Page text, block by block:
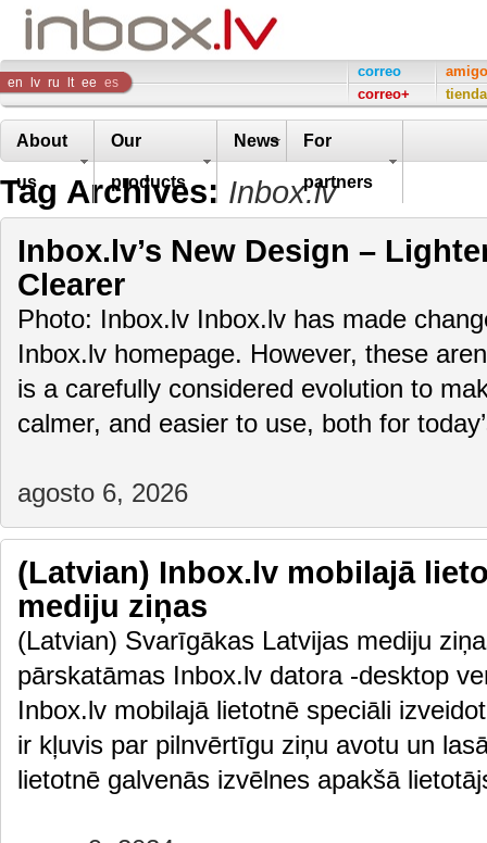
Inbox
Company
en lv ru lt ee es
correo
correo+
tienda
About
us
Our
products
News For
partners
Tag Archives: Inbox.lv
Inbox.lv’s New Design –
Clearer
Photo: Inbox.lv Inbox.lv has made
Inbox.lv homepage. However, these
is a carefully considered evolution to
calmer, and easier to use, both for
agosto 6, 2026
(Latvian) Inbox.lv mobilajā
mediju ziņas
(Latvian) Svarīgākas Latvijas mediju
pārskatāmas Inbox.lv datora -desktop
Inbox.lv mobilajā lietotnē speciāli
ir kļuvis par pilnvērtīgu ziņu avotu un
lietotnē galvenās izvēlnes apakšā